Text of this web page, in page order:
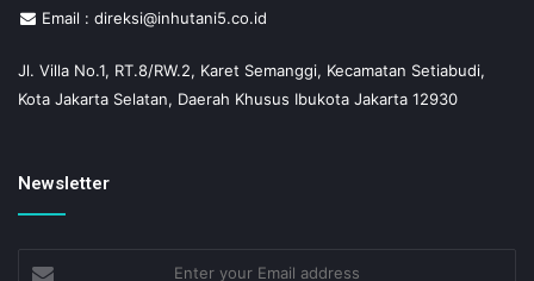
Email : direksi@inhutani5.co.id
Jl. Villa No.1, RT.8/RW.2, Karet Semanggi, Kecamatan Setiabudi,
Kota Jakarta Selatan, Daerah Khusus Ibukota Jakarta 12930
Newsletter